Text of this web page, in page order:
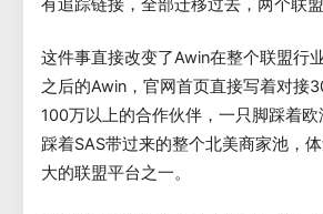
有追踪链接，全部迁移过去，两个联盟
这件事直接改变了Awin在整个联盟行
之后的Awin，官网首页直接写着对接
100万以上的合作伙伴，一只脚踩着
踩着SAS带过来的整个北美商家池，
大的联盟平台之一。